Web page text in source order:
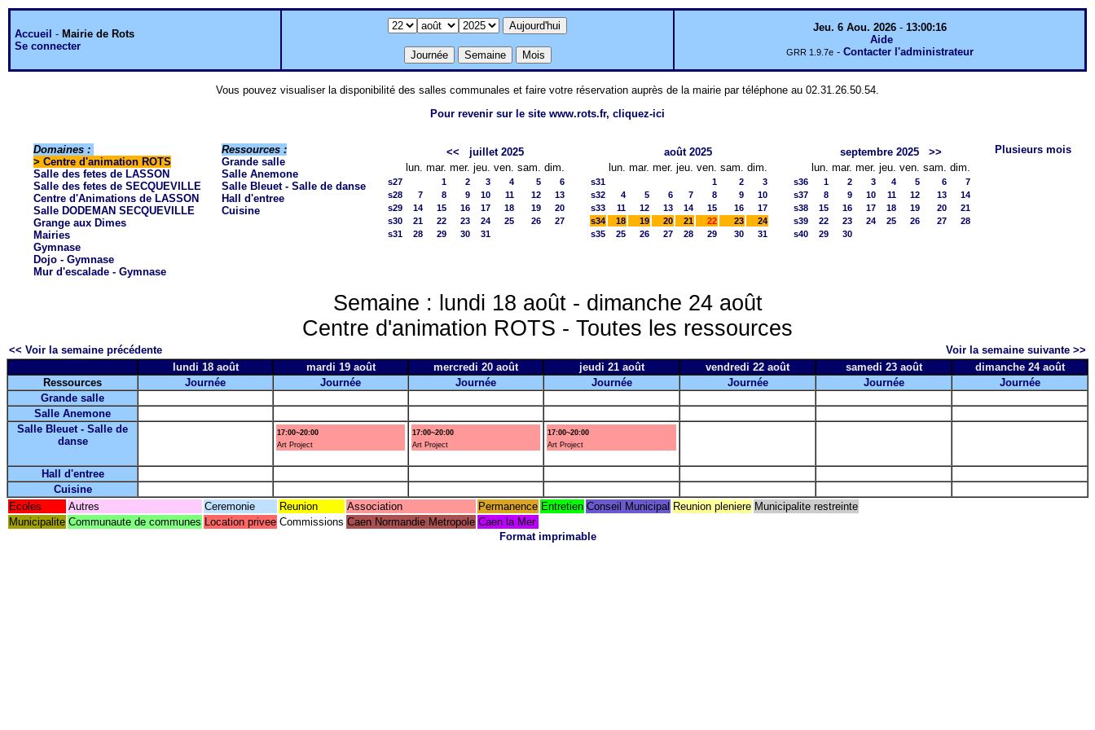
Accueil - Mairie de Rots
Se connecter
Jeu. 6 Aou. 2026- 13:00:16
Aide
GRR 1.9.7e- Contacter l'administrateur
Vous pouvez visualiser la disponibilité des salles communales et faire votre réservation auprès de la mairie par téléphone au 02.31.26.50.54.
Pour revenir sur le site www.rots.fr, cliquez-ici
Domaines :
> Centre d'animation ROTS
Salle des fetes de LASSON
Salle des fetes de SECQUEVILLE
Centre d'Animations de LASSON
Salle DODEMAN SECQUEVILLE
Grange aux Dimes
Mairies
Gymnase
Dojo - Gymnase
Mur d'escalade - Gymnase
Ressources :
Grande salle
Salle Anemone
Salle Bleuet - Salle de danse
Hall d'entree
Cuisine
<<
juillet 2025
lun. mar. mer. jeu. ven. sam. dim.
s27 1 2 3 4 5
6
s28
7 8 9 10 11 12
13
s29
14 15 16 17 18 19
20
s30
21 22 23 24 25 26
27
s31
28 29 30 31
août 2025
lun. mar. mer. jeu. ven. sam. dim.
s31 1 2
3
s32
4 5 6 7 8 9
10
s33
11 12 13 14 15 16
17
s34
18 19 20 21 22 23
24
s35
25 26 27 28 29 30 31
septembre 2025
>>
lun. mar. mer. jeu. ven. sam. dim.
s36 1 2 3 4 5 6
7
s37
8 9 10 11 12 13
14
s38
15 16 17 18 19 20
21
s39
22 23 24 25 26 27
28
s40
29 30
Plusieurs mois
Semaine : lundi 18 août - dimanche 24 août
Centre d'animation ROTS - Toutes les ressources
<< Voir la semaine précédente
Voir la semaine suivante >>
lundi 18 août
mardi 19 août mercredi 20 août jeudi 21 août vendredi 22 août samedi 23 août
dimanche 24 août
Ressources
Journée Journée Journée Journée Journée Journée
Journée
Grande salle
Salle Anemone
Salle Bleuet - Salle de
danse
17:00~20:00
Art Project
17:00~20:00
Art Project
17:00~20:00
Art Project
Hall d'entree
Cuisine
Ecoles
Autres Ceremonie Reunion Association Permanence Entretien Conseil Municipal Reunion pleniere Municipalite restreinte
Municipalite Communaute de communes Location privee Commissions Caen Normandie Metropole Caen la Mer
Format imprimable